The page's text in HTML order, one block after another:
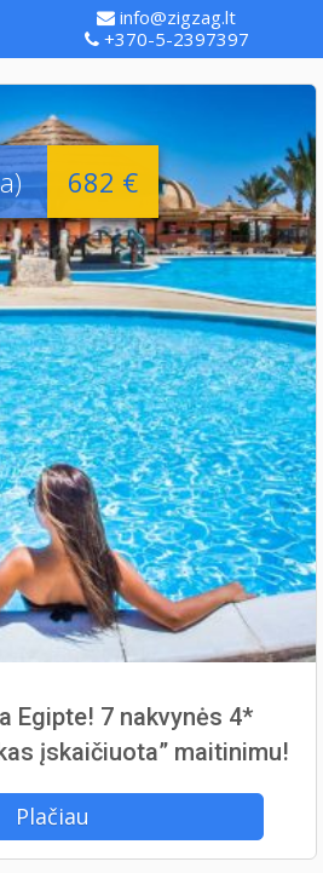
info@zigzag.lt
+370-5-2397397
682 €
Egipte! 7 nakvynės 4*
įskaičiuota” maitinimu!
Plačiau